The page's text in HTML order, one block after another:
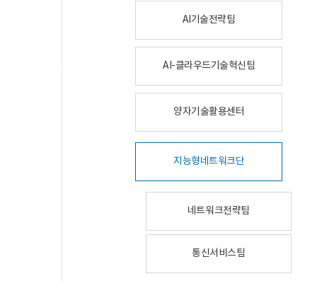
AI기술전략팀
AI-클라우드기술혁신팀
양자기술활용센터
지능형네트워크단
네트워크전략팀
통신서비스팀